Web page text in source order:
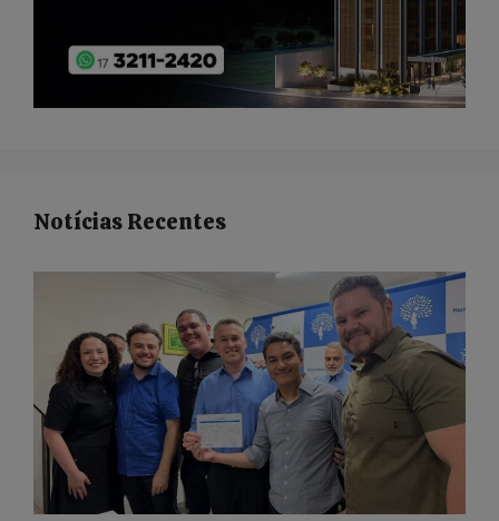
Notícias Recentes